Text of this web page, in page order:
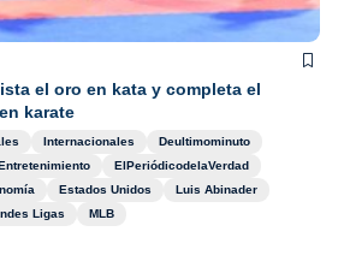
el oro en kata y completa el
karate
Internacionales
Deultimominuto
ElPeriódicodelaVerdad
Estados Unidos
Luis Abinader
Ligas MLB